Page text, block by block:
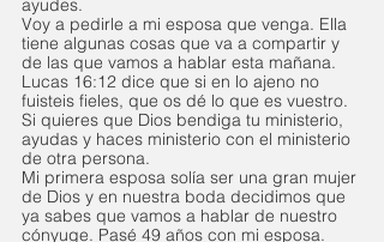
ayudes.
Voy a pedirle a mi esposa que venga. Ella
tiene algunas cosas que va a compartir y
de las que vamos a hablar esta mañana.
Lucas 16:12 dice que si en lo ajeno no
fuisteis fieles, que os dé lo que es vuestro.
Si quieres que Dios bendiga tu ministerio,
ayudas y haces ministerio con el ministerio
de otra persona.
Mi primera esposa solía ser una gran mujer
de Dios y en nuestra boda decidimos que
ya sabes que vamos a hablar de nuestro
cónyuge. Pasé 49 años con mi esposa.